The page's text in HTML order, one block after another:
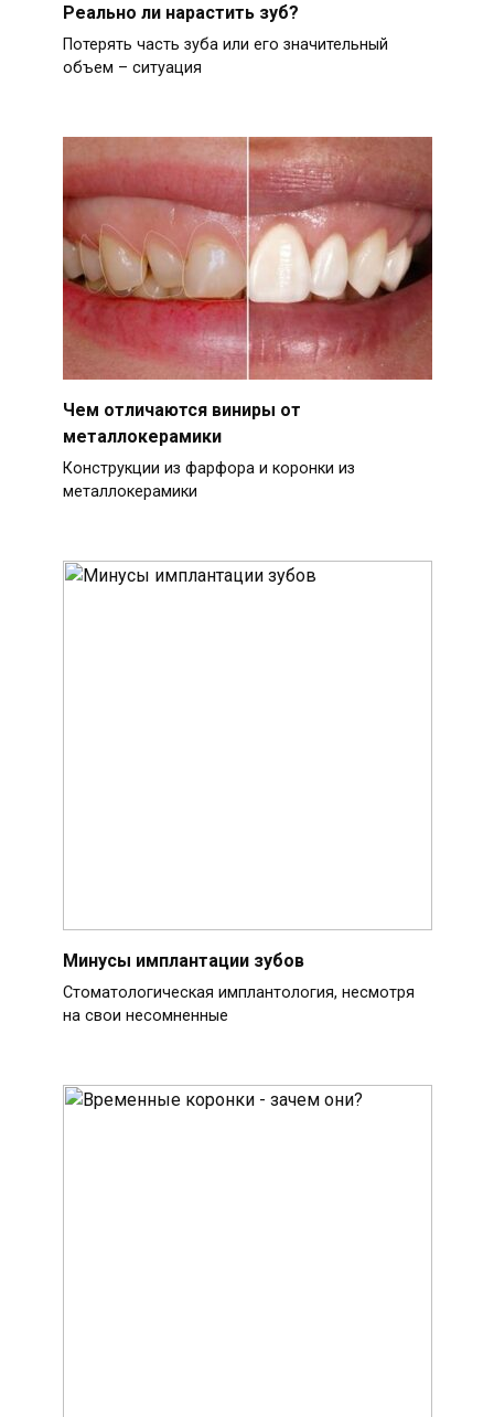
Реально ли нарастить зуб?
Потерять часть зуба или его значительный
объем – ситуация
Чем отличаются виниры от
металлокерамики
Конструкции из фарфора и коронки из
металлокерамики
Минусы имплантации зубов
Стоматологическая имплантология, несмотря
на свои несомненные